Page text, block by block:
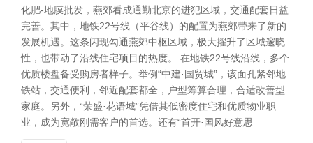
化肥-地膜批发，燕郊看成通勤北京的进犯区域，交通配套日益
完善。其中，地铁22号线（平谷线）的配置为燕郊带来了新的
发展机遇。这条闪现勾通燕郊中枢区域，极大擢升了区域邃晓
性，也带动了沿线住宅项目的热度。 在地铁22号线沿线，多个
优质楼盘备受购房者样子。举例“中建·国贸城”，该面孔紧邻地
铁站，交通便利，邻近配套都全，户型筹算合理，合适改善型
家庭。另外，“荣盛·花语城”凭借其低密度住宅和优质物业职
业，成为宽敞刚需客户的首选。还有“首开·国风好意思